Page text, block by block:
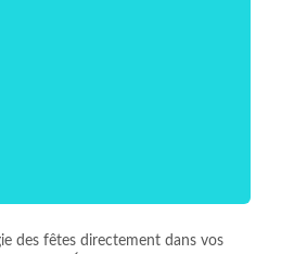
des fêtes directement dans vos